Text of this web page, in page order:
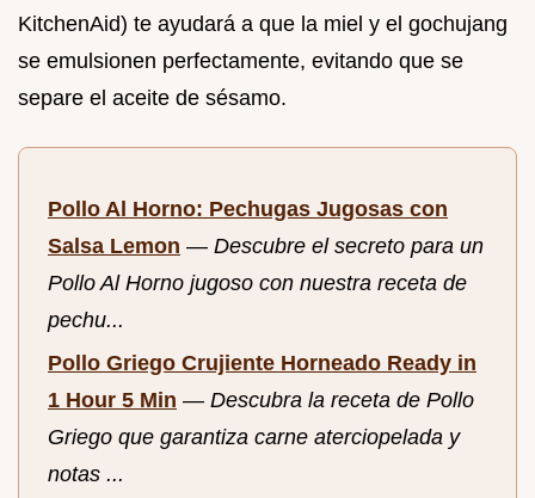
KitchenAid) te ayudará a que la miel y el gochujang
se emulsionen perfectamente, evitando que se
separe el aceite de sésamo.
Pollo Al Horno: Pechugas Jugosas con
Salsa Lemon — Descubre el secreto para un
Pollo Al Horno jugoso con nuestra receta de
pechu...
Pollo Griego Crujiente Horneado Ready in
1 Hour 5 Min — Descubra la receta de Pollo
Griego que garantiza carne aterciopelada y
notas ...